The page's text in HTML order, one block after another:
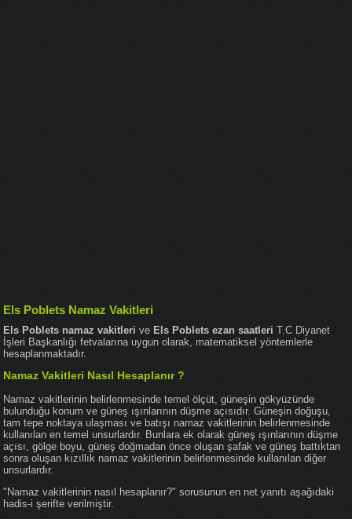
Els Poblets Namaz Vakitleri
Els Poblets namaz vakitleri ve Els Poblets ezan saatleri T.C Diyanet
İşleri Başkanlığı fetvalarına uygun olarak, matematiksel yöntemlerle
hesaplanmaktadır.
Namaz Vakitleri Nasıl Hesaplanır ?
Namaz vakitlerinin belirlenmesinde temel ölçüt, güneşin gökyüzünde
bulunduğu konum ve güneş ışınlarının düşme açısıdır. Güneşin doğuşu,
tam tepe noktaya ulaşması ve batışı namaz vakitlerinin belirlenmesinde
kullanılan en temel unsurlardır. Bunlara ek olarak güneş ışınlarının düşme
açısı, gölge boyu, güneş doğmadan önce oluşan şafak ve güneş battıktan
sonra oluşan kızıllık namaz vakitlerinin belirlenmesinde kullanılan diğer
unsurlardır.
"Namaz vakitlerinin nasıl hesaplanır?" sorusunun en net yanıtı aşağıdaki
hadis-i şerifte verilmiştir.